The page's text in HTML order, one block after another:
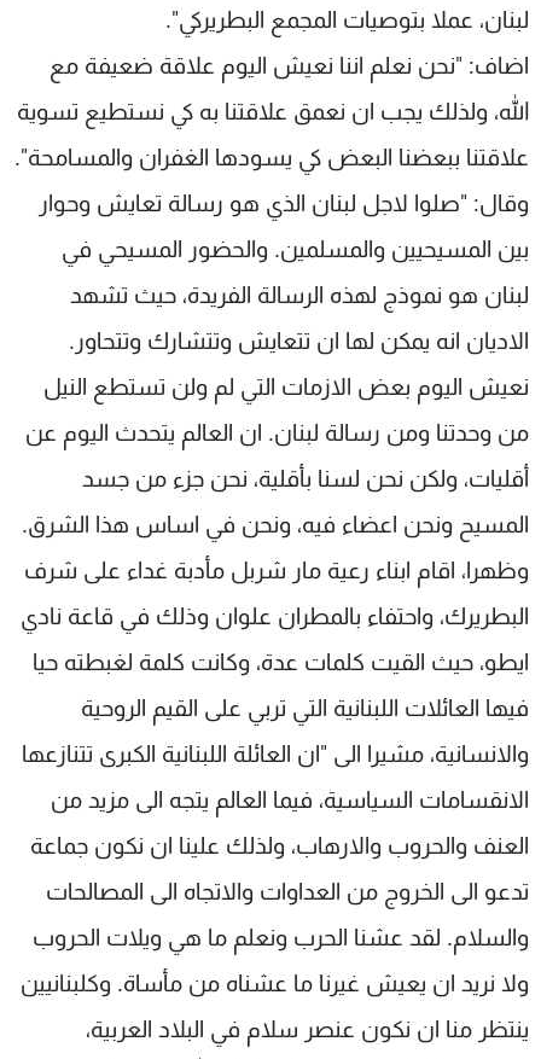
لبنان، عملا بتوصيات المجمع البطريركي".
اضاف: "نحن نعلم اننا نعيش اليوم علاقة ضعيفة مع
الله، ولذلك يجب ان نعمق علاقتنا به كي نستطيع تسوية
علاقتنا ببعضنا البعض كي يسودها الغفران والمسامحة".
وقال: "صلوا لاجل لبنان الذي هو رسالة تعايش وحوار
بين المسيحيين والمسلمين. والحضور المسيحي في
لبنان هو نموذج لهذه الرسالة الفريدة، حيث تشهد
الاديان انه يمكن لها ان تتعايش وتتشارك وتتحاور.
نعيش اليوم بعض الازمات التي لم ولن تستطع النيل
من وحدتنا ومن رسالة لبنان. ان العالم يتحدث اليوم عن
أقليات، ولكن نحن لسنا بأقلية، نحن جزء من جسد
المسيح ونحن اعضاء فيه، ونحن في اساس هذا الشرق.
وظهرا، اقام ابناء رعية مار شربل مأدبة غداء على شرف
البطريرك، واحتفاء بالمطران علوان وذلك في قاعة نادي
ايطو، حيث القيت كلمات عدة، وكانت كلمة لغبطته حيا
فيها العائلات اللبنانية التي تربي على القيم الروحية
والانسانية، مشيرا الى "ان العائلة اللبنانية الكبرى تتنازعها
الانقسامات السياسية، فيما العالم يتجه الى مزيد من
العنف والحروب والارهاب، ولذلك علينا ان نكون جماعة
تدعو الى الخروج من العداوات والاتجاه الى المصالحات
والسلام. لقد عشنا الحرب ونعلم ما هي ويلات الحروب
ولا نريد ان يعيش غيرنا ما عشناه من مأساة. وكلبنانيين
ينتظر منا ان نكون عنصر سلام في البلاد العربية،